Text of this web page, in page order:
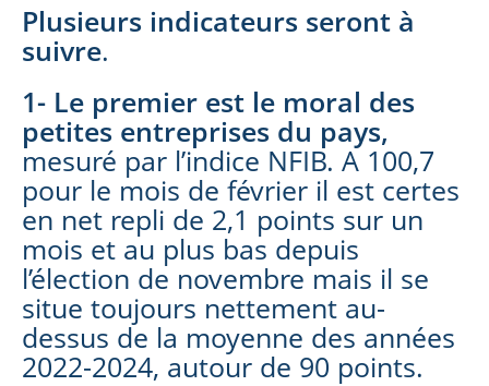
Plusieurs indicateurs seront à
suivre.
1- Le premier est le moral des
petites entreprises du pays,
mesuré par l’indice NFIB. A 100,7
pour le mois de février il est certes
en net repli de 2,1 points sur un
mois et au plus bas depuis
l’élection de novembre mais il se
situe toujours nettement au-
dessus de la moyenne des années
2022-2024, autour de 90 points.